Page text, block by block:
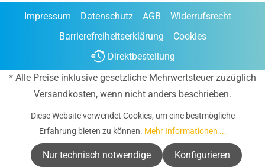
Impressum Datenschutz AGB
Widerrufsrecht
Barrierefreiheitserklärung
Cookies
Direktbestellung
* Alle Preise inklusive gesetzliche Mehrwertsteuer zuzüglich
Versandkosten, wenn nicht anders beschrieben.
Diese Website verwendet Cookies, um eine bestmögliche
Erfahrung bieten zu können. Mehr Informationen ...
Nur technisch notwendige Konfigurieren